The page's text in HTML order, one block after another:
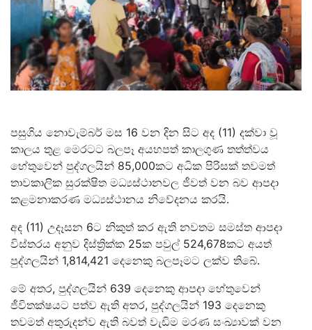
පසුගිය නොවැම්බර් මස 16 වන දින සිට අද (11) දක්වා වූ
කාලය තුළ මෙරටට බලපෑ අයහපත් කාලගුණ තත්ත්වය
හේතුවෙන් පුද්ගලයින් 85,000කට අධික පිරිසක් තවමත්
තාවකාලික සුරක්ෂිත මධ්‍යස්ථානවල ජීවත් වන බව ආපදා
කළමනාකරණ මධ්‍යස්ථානය නිවේදනය කරයි.
අද (11) උදෑසන 6ට නිකුත් කර ඇති නවතම සමස්ත ආපදා
විස්තරය අනුව දිස්ත්‍රික්ක 25ක පවුල් 524,678කට අයත්
පුද්ගලයින් 1,814,421 දෙනෙකු බලපෑමට ලක්ව තිබේ.
මේ අතර, පුද්ගලයින් 639 දෙනෙකු ආපදා හේතුවෙන්
ජීවිතක්ෂයට පත්ව ඇති අතර, පුද්ගලයින් 193 දෙනෙකු
තවමත් අතුරුදන්ව ඇති බවත් වැඩිම මරණ සංඛ්‍යාවක් වන